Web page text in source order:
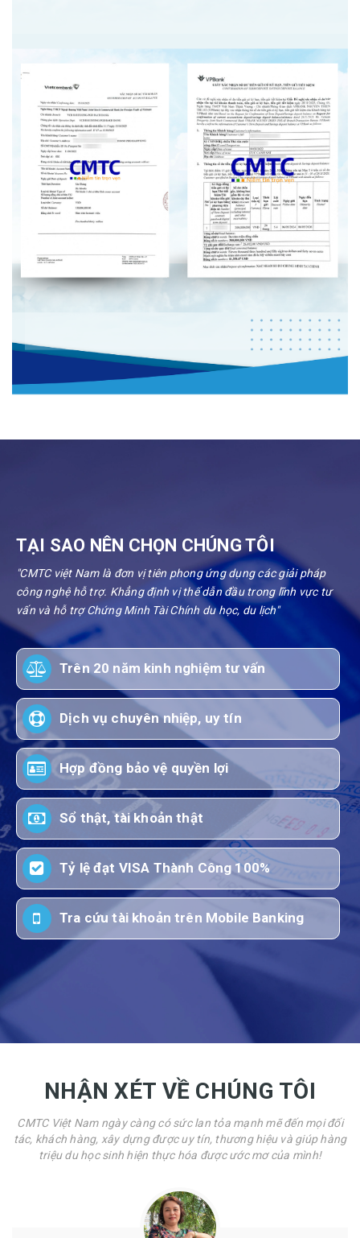
TẠI SAO NÊN CHỌN CHÚNG TÔI
"CMTC việt Nam là đơn vị tiên phong ứng dụng các giải pháp
công nghệ hỗ trợ. Khẳng định vị thế dẫn đầu trong lĩnh vực tư
vấn và hỗ trợ Chứng Minh Tài Chính du học, du lịch"
Trên 20 năm kinh nghiệm tư vấn
Dịch vụ chuyên nhiệp, uy tín
Hợp đồng bảo vệ quyền lợi
Sổ thật, tài khoản thật
Tỷ lệ đạt VISA Thành Công 100%
Tra cứu tài khoản trên Mobile Banking
NHẬN XÉT VỀ CHÚNG TÔI
CMTC Việt Nam ngày càng có sức lan tỏa mạnh mẽ đến mọi đối
tác, khách hàng, xây dựng được uy tín, thương hiệu và giúp hàng
triệu du học sinh hiện thực hóa được ước mơ của mình!